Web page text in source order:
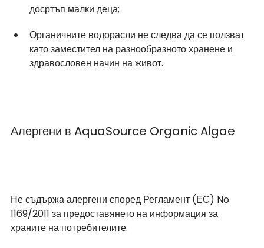
досртъп малки деца;
Органичните водорасли не следва да се ползват
като заместител на разнообразното хранене и
здравословен начин на живот.
Алергени в AquaSource Organic Algae
Не съдържа алергени според Регламент (ЕС) No
1169/2011 за предоставянето на информация за
храните на потребителите.